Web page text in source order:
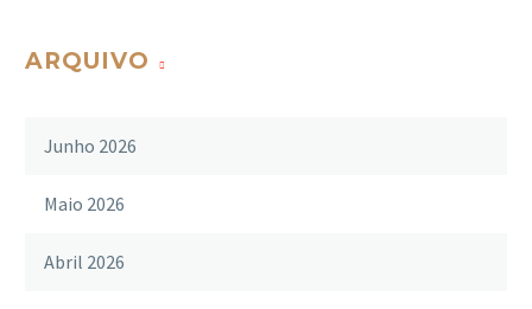
ARQUIVO
Junho 2026
Maio 2026
Abril 2026